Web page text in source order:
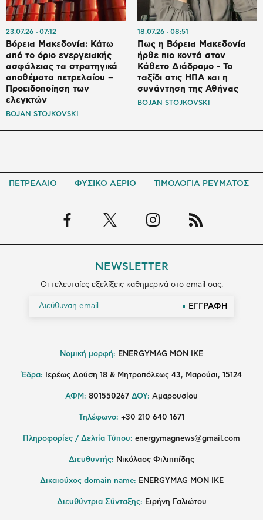
23.07.26 07:12
Βόρεια Μακεδονία: Κάτω
από το όριο ενεργειακής
ασφάλειας τα στρατηγικά
αποθέματα πετρελαίου –
Προειδοποίηση των
ελεγκτών
BOJAN STOJKOVSKI
18.07.26 08:51
Πως η Βόρεια Μακεδονία
ήρθε πιο κοντά στον
Κάθετο Διάδρομο - Το
ταξίδι στις ΗΠΑ και η
συνάντηση της Αθήνας
BOJAN STOJKOVSKI
ΠΕΤΡΕΛΑΙΟ ΦΥΣΙΚΟ ΑΕΡΙΟ ΤΙΜΟΛΟΓΙΑ ΡΕΥΜΑΤΟΣ
NEWSLETTER
Οι τελευταίες εξελίξεις καθημερινά στο email σας.
ΕΓΓΡΑΦΗ
Νομική μορφή: ENERGYMAG MON IKE
Έδρα: Ιερέως Δούση 18 & Μητροπόλεως 43, Μαρούσι, 15124
ΑΦΜ: 801550267 ΔΟΥ: Αμαρουσίου
Τηλέφωνο: +30 210 640 1671
Πληροφορίες / Δελτία Τύπου: energymagnews@gmail.com
Διευθυντής: Νικόλαος Φιλιππίδης
Δικαιούχος domain name: ENERGYMAG ΜΟΝ ΙΚΕ
Διευθύντρια Σύνταξης: Ειρήνη Γαλιώτου